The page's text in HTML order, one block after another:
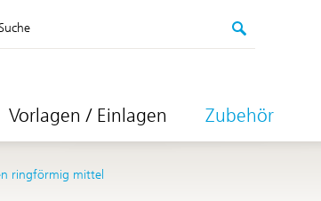
Vorlagen / Einlagen Zubehör
ringförmig mittel